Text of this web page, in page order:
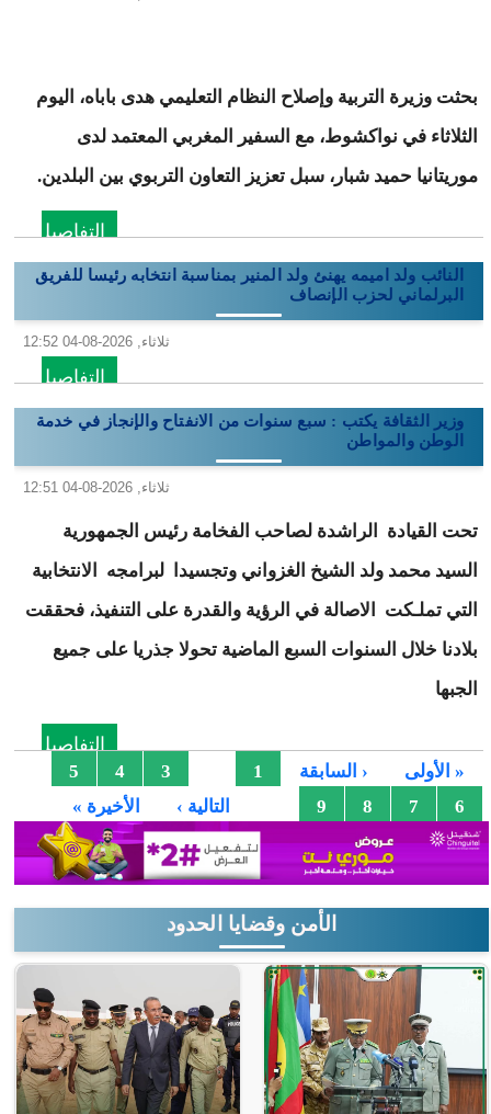
بحثت وزيرة التربية وإصلاح النظام التعليمي هدى باباه، اليوم
الثلاثاء في نواكشوط، مع السفير المغربي المعتمد لدى
موريتانيا حميد شبار، سبل تعزيز التعاون التربوي بين البلدين.
التفاصيل
النائب ولد اميمه يهنئ ولد المنير بمناسبة انتخابه رئيسا للفريق
البرلماني لحزب الإنصاف
ثلاثاء, 2026-08-04 12:52
التفاصيل
وزير الثقافة يكتب : سبع سنوات من الانفتاح والإنجاز في خدمة
الوطن والمواطن
ثلاثاء, 2026-08-04 12:51
تحت القيادة الراشدة لصاحب الفخامة رئيس الجمهورية
السيد محمد ولد الشيخ الغزواني وتجسيدا لبرامجه الانتخابية
التي تملـكت الاصالة في الرؤية والقدرة على التنفيذ، فحققت
بلادنا خلال السنوات السبع الماضية تحولا جذريا على جميع
الجبها
التفاصيل
الصفحات
« الأولى ‹ السابقة 1
3
4
5
6
7
8
9 التالية › الأخيرة »
الأمن وقضايا الحدود